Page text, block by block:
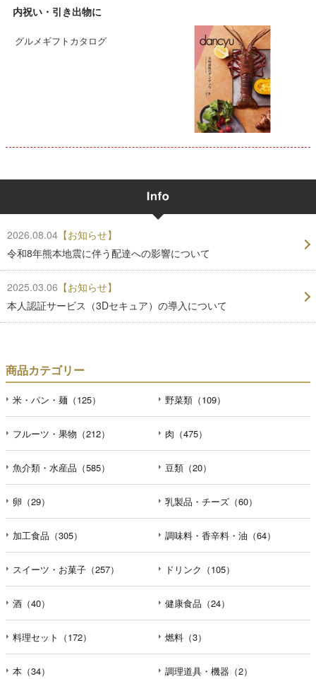
内祝い・引き出物に
グルメギフトカタログ
2026.08.04 【お知らせ】
令和8年熊本地震に伴う配達への影響について
2025.03.06 【お知らせ】
本人認証サービス（3Dセキュア）の導入について
商品カテゴリー
米・パン・麺（125） 野菜類（109）
フルーツ・果物（212） 肉（475）
魚介類・水産品（585） 豆類（20）
卵（29） 乳製品・チーズ（60）
加工食品（305） 調味料・香辛料・油（64）
スイーツ・お菓子（257） ドリンク（105）
酒（40） 健康食品（24）
料理セット（172） 燃料（3）
本（34） 調理道具・機器（2）